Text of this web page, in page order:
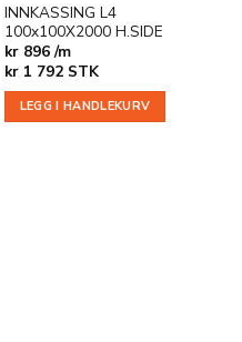
INNKASSING L4
100x100X2000 H.SIDE
kr 896 /m
kr1 792 STK
LEGG I HANDLEKURV